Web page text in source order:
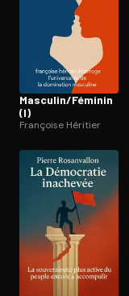
Masculin/Féminin
(I)
Françoise Héritier